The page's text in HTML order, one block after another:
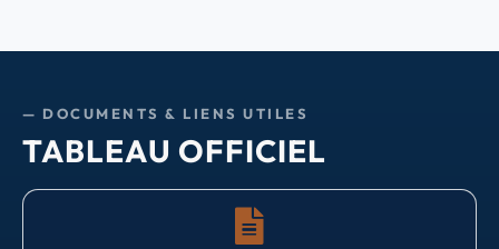
— DOCUMENTS & LIENS UTILES
TABLEAU OFFICIEL